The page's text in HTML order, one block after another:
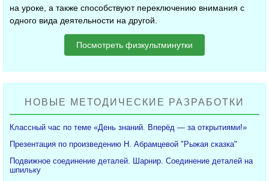
на уроке, а также способствуют переключению внимания с
одного вида деятельности на другой.
Посмотреть физкультминутки
НОВЫЕ МЕТОДИЧЕСКИЕ РАЗРАБОТКИ
Классный час по теме «День знаний. Вперёд — за открытиями!»
Презентация по произведению Н. Абрамцевой "Рыжая сказка"
Подвижное соединение деталей. Шарнир. Соединение деталей на
шпильку